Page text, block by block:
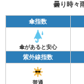
曇り時々
傘指数
傘があると安心
紫外線指数
普通